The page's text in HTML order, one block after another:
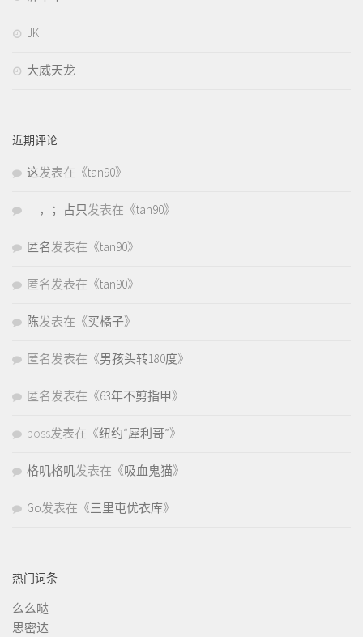
JK
大威天龙
近期评论
这发表在《tan90》
，；占只 发表在《tan90》
匿名 发表在《tan90》
匿名 发表在《tan90》
陈发表在《买橘子》
匿名 发表在《男孩头转180度》
匿名 发表在《63年不剪指甲》
boss发表在《纽约“犀利哥”》
格叽格叽发表在《吸血鬼猫》
Go发表在《三里屯优衣库》
热门词条
么么哒
思密达